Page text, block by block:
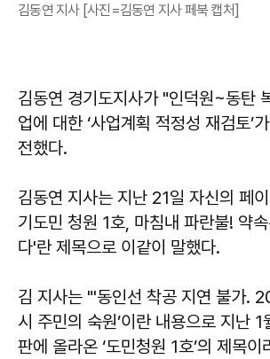
김동연 지사 [사진=김동연 지사 페북 캡처]
김동연 경기도지사가 "인덕원~동탄
업에 대한 ‘사업계획 적정성 재검토’
전했다.
김동연 지사는 지난 21일 자신의 페
기도민 청원 1호, 마침내 파란불! 약
다'란 제목으로 이같이 말했다.
김 지사는 "'동인선 착공 지연 불가.
시 주민의 숙원’이란 내용으로 지난 1
판에 올라온 ‘도민청원 1호’의 제목